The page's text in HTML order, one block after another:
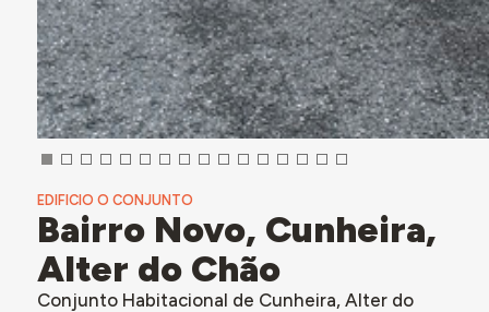
EDIFICIO O CONJUNTO
Bairro Novo, Cunheira,
Alter do Chão
Conjunto Habitacional de Cunheira, Alter do